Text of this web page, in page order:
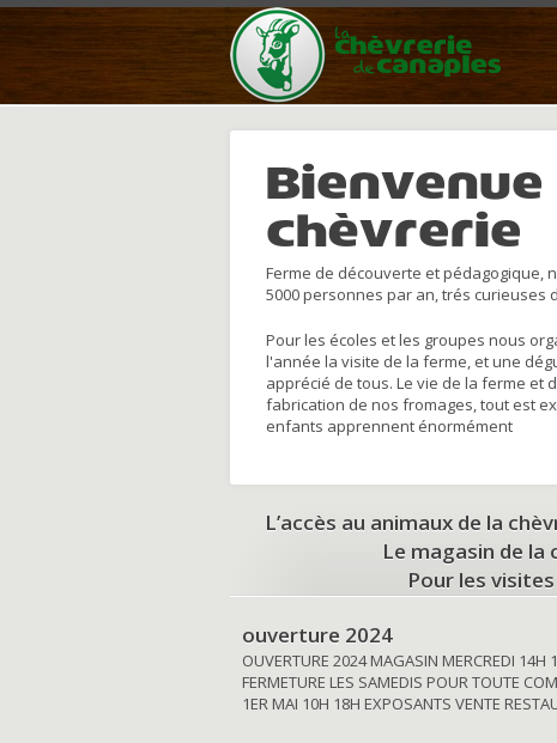
Bienvenue
chèvrerie
Ferme de découverte et pédagogique,
5000 personnes par an, trés curieuses
Pour les écoles et les groupes nous
l'année la visite de la ferme, et une
apprécié de tous. Le vie de la ferme et
fabrication de nos fromages, tout est
enfants apprennent énormément
L’accès au animaux de la
Le magasin de la
Pour les
ouverture 2024
OUVERTURE 2024 MAGASIN MERCREDI
FERMETURE LES SAMEDIS POUR TOUTE
1ER MAI 10H 18H EXPOSANTS VENTE